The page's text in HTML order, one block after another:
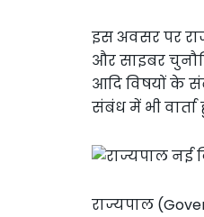
इस अवसर पर
और साइबर
आदि विषयों के
संबंध में भी वार्ता
राज्यपाल